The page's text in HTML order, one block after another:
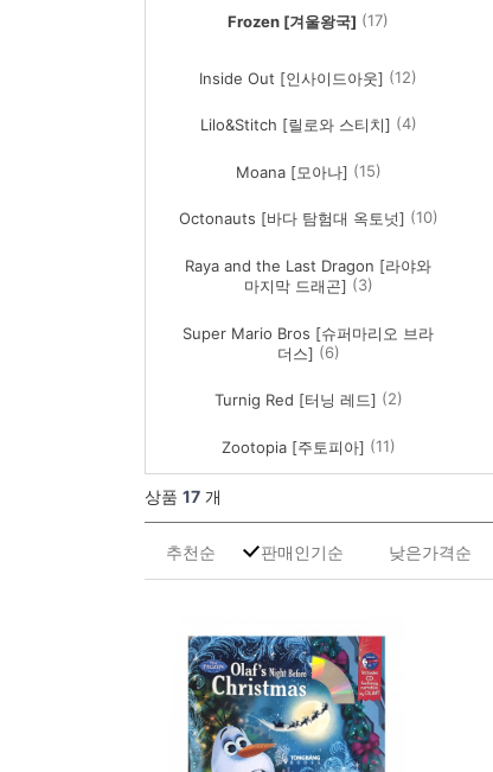
Frozen [겨울왕국] (17)
Inside Out [인사이드아웃] (12)
Lilo&Stitch [릴로와 스티치] (4)
Moana [모아나] (15)
Octonauts [바다 탐험대 옥토넛] (10)
Raya and the Last Dragon [라야와
마지막 드래곤] (3)
Super Mario Bros [슈퍼마리오 브라
더스] (6)
Turnig Red [터닝 레드] (2)
Zootopia [주토피아] (11)
상품 17 개
추천순 판매인기순 낮은가격순